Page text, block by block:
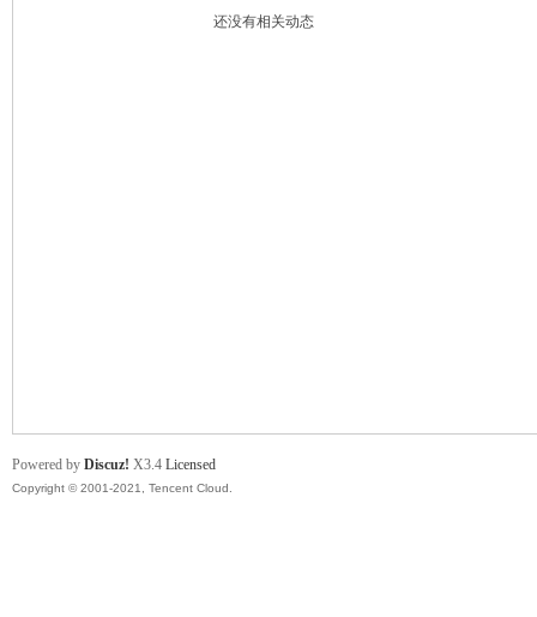
还没有相关动态
Powered by Discuz! X3.4 Licensed
Copyright © 2001-2021, Tencent Cloud.